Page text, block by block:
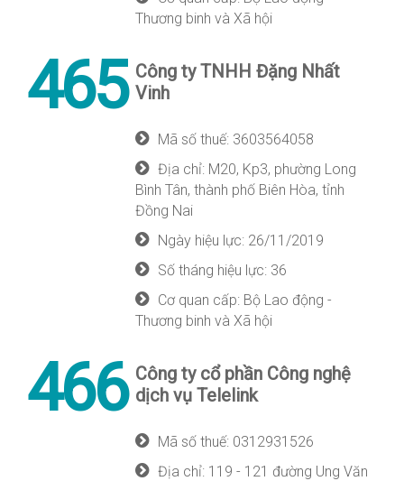
Thương binh và Xã hội
465 Công ty TNHH Đặng Nhất
Vinh
Mã số thuế: 3603564058
Địa chỉ: M20, Kp3, phường Long
Bình Tân, thành phố Biên Hòa, tỉnh
Đồng Nai
Ngày hiệu lực: 26/11/2019
Số tháng hiệu lực: 36
Cơ quan cấp: Bộ Lao động -
Thương binh và Xã hội
466 Công ty cổ phần Công nghệ
dịch vụ Telelink
Mã số thuế: 0312931526
Địa chỉ: 119 - 121 đường Ung Văn